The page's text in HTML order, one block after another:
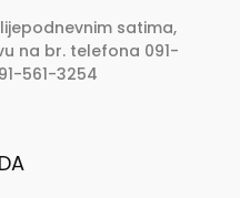
satima,
na br. telefona 091-
561-3254